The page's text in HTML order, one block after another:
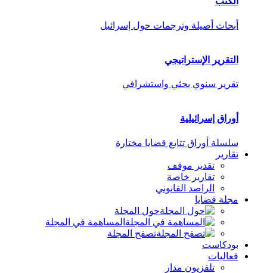
أبحاث أصيلة وترجمات حول إسرائيل
التقرير الإستراتيجي
تقرير سنوي بحثي واستشرافي
أوراق إسرائيلية
سلسلة أوراق تتابع قضايا مختارة
تقارير
تقدير موقف
تقارير خاصة
الراصد القانوني
مجلة قضايا
حول المجلة
المساهمة في المجلة
تصفح المجلة
بودكاست
فعاليات
تلفزيون مدار